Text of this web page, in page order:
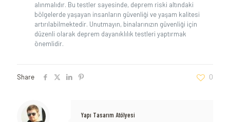
alınmalıdır. Bu testler sayesinde, deprem riski altındaki
bölgelerde yaşayan insanların güvenliği ve yaşam kalitesi
artırılabilmektedir. Unutmayın, binalarınızın güvenliği için
düzenli olarak deprem dayanıklılık testleri yaptırmak
önemlidir.
Share 0
Yapı Tasarım Atölyesi